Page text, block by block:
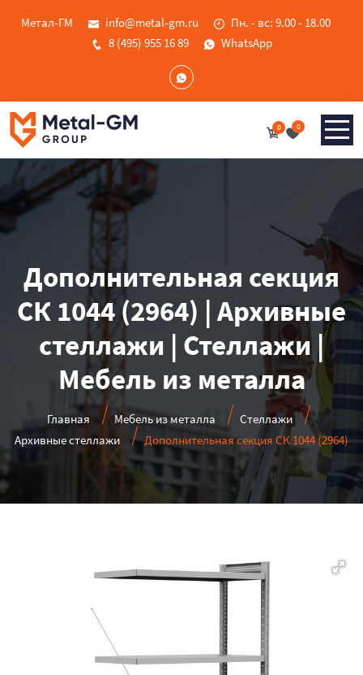
Метал-ГМ info@metal-gm.ru
Пн. - вс: 9.00 - 18.00
8 (495) 955 16 89
WhatsApp
0 0
Дополнительная секция
СК 1044 (2964) | Архивные
стеллажи | Стеллажи |
Мебель из металла
Главная Мебель из металла
Стеллажи
Архивные стеллажи
Дополнительная секция СК 1044 (2964)